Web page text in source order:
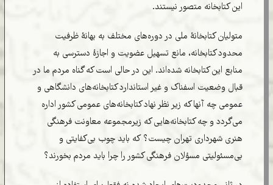
این کتابخانه متصور نیستند.
متولیان کتابخانۀ ملی در دوره‌های مختلف به بهانۀ ظرفیت
محدود کتابخانه، مانع تسهیل عضویت و اجازۀ دسترسی به
منابع این کتابخانه شده‌اند. این در حالی است که گناه مردم ما در
قبال وضعیت اسفناک و غیر استاندارد کتابخانه‌های دانشگاهی و
عمومی چه آنها که زیر نظر نهاد کتابخانه‌های عمومی کشور اداره
می‌گردد و چه کتابخانه‌هایی که زیرمجموعه معاونت فرهنگی
هنری شهرداری تهران چیست؟ که باید چوب بی‌کفایتی و
بی‌مسئولیتی مسؤلان فرهنگی کشور را چرا باید مردم بخورند؟